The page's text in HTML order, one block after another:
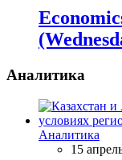
Аналитика
Аналитика
15